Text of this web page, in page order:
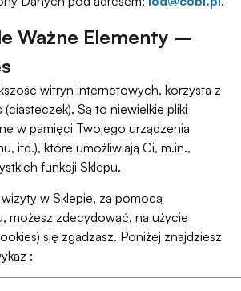
Ważne Elementy –
witryn internetowych, korzysta z
Są to niewielkie pliki
w pamięci Twojego urządzenia
itd.), które umożliwiają Ci, m.in.,
funkcji Sklepu.
w Sklepie, za pomocą
możesz zdecydować, na użycie
się zgadzasz. Poniżej znajdziesz
: